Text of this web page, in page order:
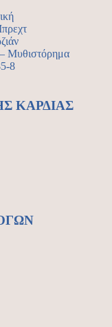
Μυθιστόρημα
8
ΚΑΡΔΙΑΣ